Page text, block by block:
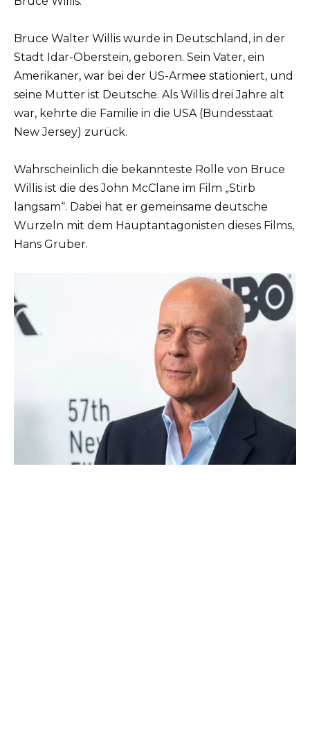
Bruce Walter Willis wurde in Deutschland, in der
Stadt Idar-Oberstein, geboren. Sein Vater, ein
Amerikaner, war bei der US-Armee stationiert, und
seine Mutter ist Deutsche. Als Willis drei Jahre alt
war, kehrte die Familie in die USA (Bundesstaat
New Jersey) zurück.
Wahrscheinlich die bekannteste Rolle von Bruce
Willis ist die des John McClane im Film „Stirb
langsam“. Dabei hat er gemeinsame deutsche
Wurzeln mit dem Hauptantagonisten dieses Films,
Hans Gruber.